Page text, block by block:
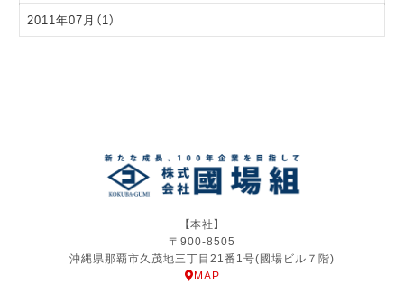
2011年07月（1）
【本社】
〒900-8505
沖縄県那覇市久茂地三丁目21番1号(國場ビル７階)
MAP